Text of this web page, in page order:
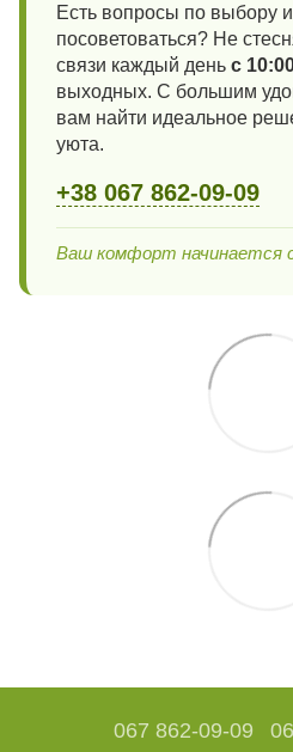
Есть вопросы по выбору
посоветоваться? Не
связи каждый день с
выходных. С большим
вам найти идеальное
уюта.
+38 067 862-09-09
Ваш комфорт начинается
067 862-09-09